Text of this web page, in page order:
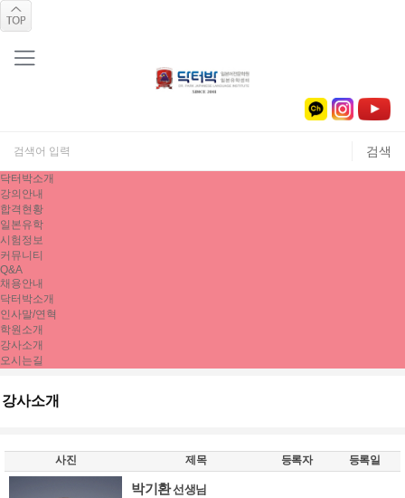
닥터박소개
강의안내
합격현황
일본유학
시험정보
커뮤니티
Q&A
채용안내
닥터박소개
인사말/연혁
학원소개
강사소개
오시는길
강사소개
사진 제목 등록자 등록일
박기환선생님